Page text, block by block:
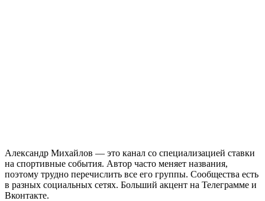
Александр Михайлов — это канал со специализацией ставки
на спортивные события. Автор часто меняет названия,
поэтому трудно перечислить все его группы. Сообщества есть
в разных социальных сетях. Больший акцент на Телеграмме и
Вконтакте.